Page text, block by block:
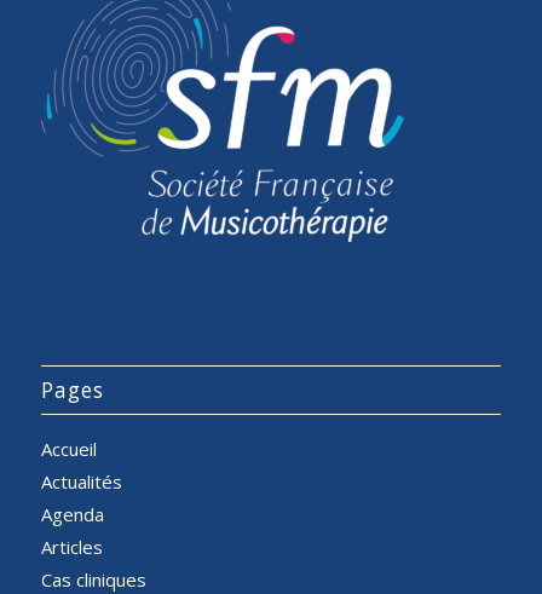
Pages
Accueil
Actualités
Agenda
Articles
Cas cliniques